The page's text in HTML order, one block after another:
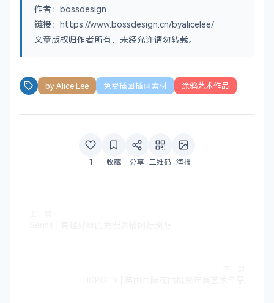
作者：bossdesign
链接：https://www.bossdesign.cn/byalicelee/
文章版权归作者所有，未经允许请勿转载。
by Alice Lee 免费插图插画素材 涂鸦艺术作品
1 收藏 分享 二维码 海报